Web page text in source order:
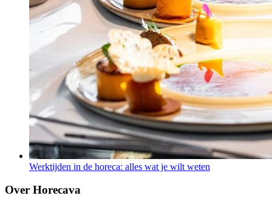
Werktijden in de horeca: alles wat je wilt weten
Over Horecava